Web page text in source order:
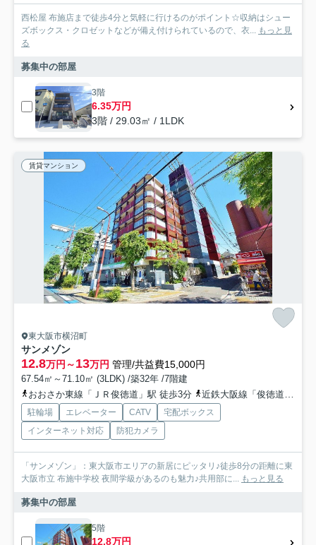
西松屋 布施店まで徒歩4分と気軽に行けるのがポイント☆収納はシュー
ズボックス・クロゼットなどが備え付けられているので、衣...
もっと見
る
募集中の部屋
3階
6.35万円
3階 / 29.03㎡ / 1LDK
賃貸マンション
東大阪市横沼町
サンメゾン
12.8万円～13万円 管理/共益費15,000円
67.54㎡～71.10㎡ (3LDK) /築32年 /7階建
おおさか東線「ＪＲ俊徳道」駅 徒歩3分
近鉄大阪線「俊徳道」駅 徒歩3分
駐輪場 エレベーター CATV
宅配ボックス
インターネット対応
防犯カメラ
「サンメゾン」：東大阪市エリアの新居にピッタリ♪徒歩8分の距離に東
大阪市立 布施中学校 夜間学級があるのも魅力♪共用部に...
もっと見る
募集中の部屋
5階
12.8万円